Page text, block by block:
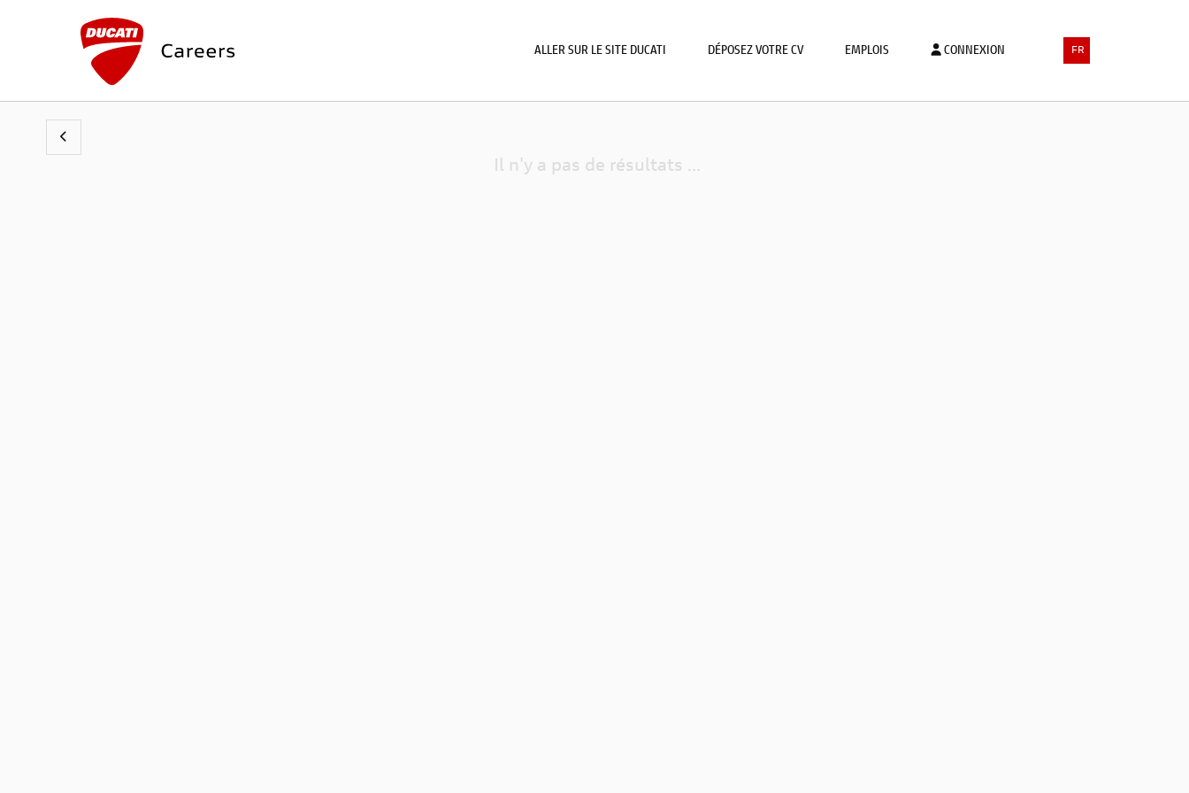
ALLER SUR LE SITE DUCATI DÉPOSEZ VOTRE CV EMPLOIS CONNEXION FR
Il n'y a pas de résultats ...